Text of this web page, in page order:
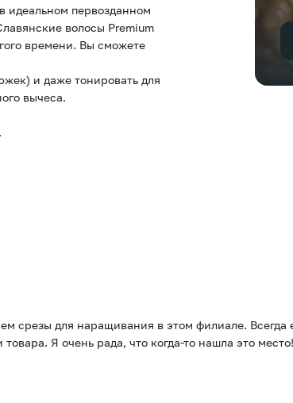
идеальном первозданном
волосы Premium
времени. Вы сможете
и даже тонировать для
вычеса.
срезы для наращивания в этом филиале.
Я очень рада, что когда-то нашла это